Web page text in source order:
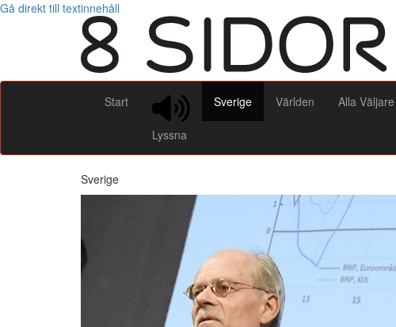
Gå direkt till textinnehåll
Start
Lyssna
Sverige Världen Alla Väljare
Sverige